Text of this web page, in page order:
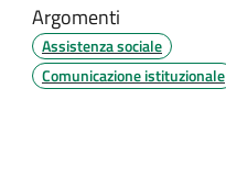
Argomenti
Assistenza sociale
Comunicazione istituzionale